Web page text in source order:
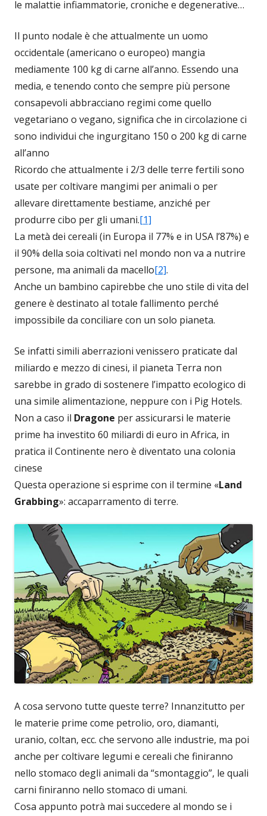
le malattie infiammatorie, croniche e degenerative…
Il punto nodale è che attualmente un uomo
occidentale (americano o europeo) mangia
mediamente 100 kg di carne all’anno. Essendo una
media, e tenendo conto che sempre più persone
consapevoli abbracciano regimi come quello
vegetariano o vegano, significa che in circolazione ci
sono individui che ingurgitano 150 o 200 kg di carne
all’anno
Ricordo che attualmente i 2/3 delle terre fertili sono
usate per coltivare mangimi per animali o per
allevare direttamente bestiame, anziché per
produrre cibo per gli umani.[1]
La metà dei cereali (in Europa il 77% e in USA l’87%) e
il 90% della soia coltivati nel mondo non va a nutrire
persone, ma animali da macello[2].
Anche un bambino capirebbe che uno stile di vita del
genere è destinato al totale fallimento perché
impossibile da conciliare con un solo pianeta.
Se infatti simili aberrazioni venissero praticate dal
miliardo e mezzo di cinesi, il pianeta Terra non
sarebbe in grado di sostenere l’impatto ecologico di
una simile alimentazione, neppure con i Pig Hotels.
Non a caso il Dragone per assicurarsi le materie
prime ha investito 60 miliardi di euro in Africa, in
pratica il Continente nero è diventato una colonia
cinese
Questa operazione si esprime con il termine «Land
Grabbing»: accaparramento di terre.
A cosa servono tutte queste terre? Innanzitutto per
le materie prime come petrolio, oro, diamanti,
uranio, coltan, ecc. che servono alle industrie, ma poi
anche per coltivare legumi e cereali che finiranno
nello stomaco degli animali da “smontaggio”, le quali
carni finiranno nello stomaco di umani.
Cosa appunto potrà mai succedere al mondo se i